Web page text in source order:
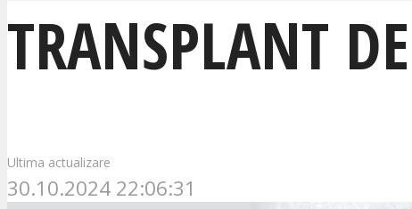
TRANSPLANT
Ultima actualizare
30.10.2024 22:06:31